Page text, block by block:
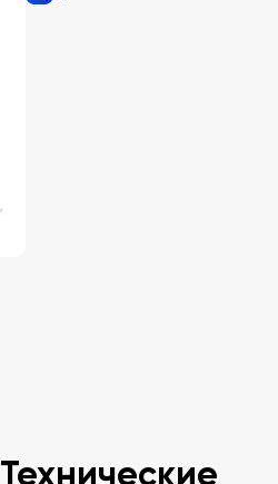
Технические